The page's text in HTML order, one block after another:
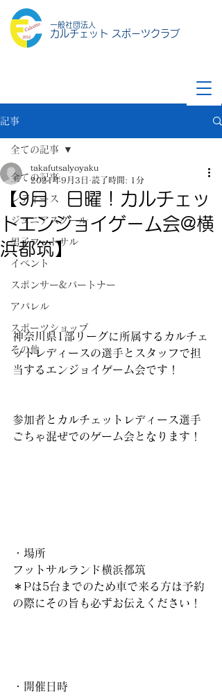
一般社団法人
カルチェット スポーツクラブ
記事
全ての記事
レディース
ジュニアスクール
男子フットサル
イベント
スポンサー&パートナー
アパレル
スポーツショップ
その他
全ての記事
【9月 日曜！カルチェッ
トエンジョイゲーム会@横
浜都筑】
takafutsalyoyaku
2021年9月3日 読了時間: 1分
神奈川県1部リーグに所属するカルチェ
ットレディースの選手とスタッフで担
当するエンジョイゲーム会です！
参加者とカルチェットレディース選手
ごちゃ混ぜでのゲーム会となります！
・場所
フットサルランド横浜都筑
＊Pは5台までのため車で来る方は予約
の際にその旨も必ずお伝えください！
・開催日時